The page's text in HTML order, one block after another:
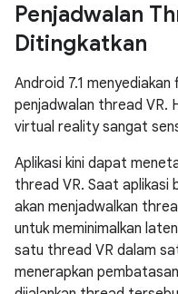
Penjadwalan
Ditingkatkan
Android 7.1
penjadwalan thread VR.
virtual reality sangat
Aplikasi kini dapat
thread VR. Saat aplikasi
akan menjadwalkan
untuk meminimalkan
satu thread VR dalam
menerapkan